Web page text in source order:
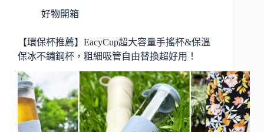
好物開箱
【環保杯推薦】EacyCup超大容量手搖杯&保溫
保冰不鏽鋼杯，粗細吸管自由替換超好用！